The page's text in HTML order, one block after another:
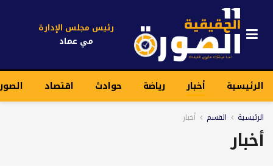
رئيس مجلس الإدارة
مي عماد
الرئيسية أخبار رياضة حوادث اقتصاد
الرئيسية القسم أخبار
أخبار